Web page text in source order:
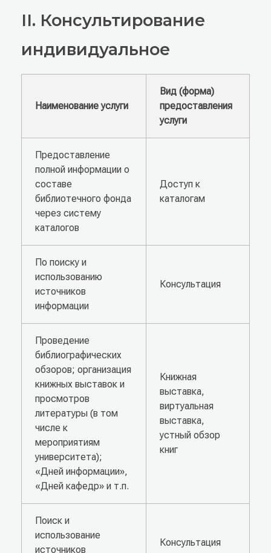
II. Консультирование
индивидуальное
Наименование услуги
Вид (форма)
предоставления
услуги
Предоставление
полной информации о
составе
библиотечного фонда
через систему
каталогов
Доступ к
каталогам
По поиску и
использованию
источников
информации
Консультация
Проведение
библиографических
обзоров; организация
книжных выставок и
просмотров
литературы (в том
числе к
мероприятиям
университета);
«Дней информации»,
«Дней кафедр» и т.п.
Книжная
выставка,
виртуальная
выставка,
устный обзор
книг
Поиск и
использование
источников
Консультация